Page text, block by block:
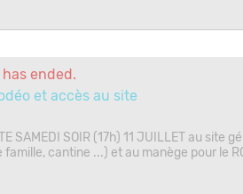
ended.
et accès au site
SAMEDI SOIR (17h) 11 JUILLET au site
cantine ...) et au manège pour le